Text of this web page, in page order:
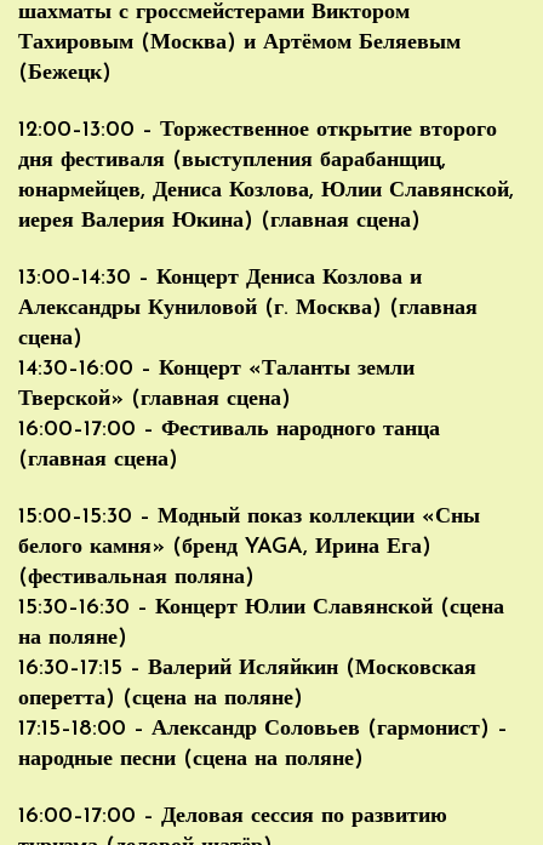
шахматы с гроссмейстерами Виктором
Тахировым (Москва) и Артёмом Беляевым
(Бежецк)
12:00–13:00 – Торжественное открытие второго
дня фестиваля (выступления барабанщиц,
юнармейцев, Дениса Козлова, Юлии Славянской,
иерея Валерия Юкина) (главная сцена)
13:00–14:30 – Концерт Дениса Козлова и
Александры Куниловой (г. Москва) (главная
сцена)
14:30–16:00 – Концерт «Таланты земли
Тверской» (главная сцена)
16:00–17:00 – Фестиваль народного танца
(главная сцена)
15:00–15:30 – Модный показ коллекции «Сны
белого камня» (бренд YAGA, Ирина Ега)
(фестивальная поляна)
15:30–16:30 – Концерт Юлии Славянской (сцена
на поляне)
16:30–17:15 – Валерий Исляйкин (Московская
оперетта) (сцена на поляне)
17:15–18:00 – Александр Соловьев (гармонист) –
народные песни (сцена на поляне)
16:00–17:00 – Деловая сессия по развитию